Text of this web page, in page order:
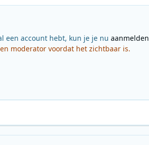
een account hebt, kun je je nu aanmelden
moderator voordat het zichtbaar is.